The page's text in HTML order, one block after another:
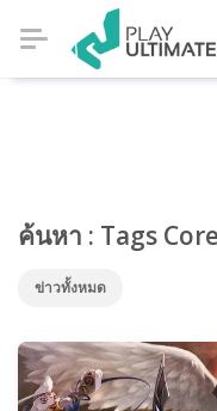
ค้นหา : Tags
ข่าวทั้งหมด